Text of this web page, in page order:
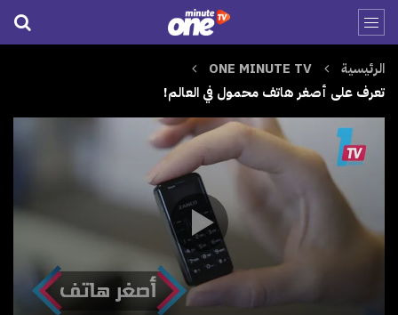
الرئيسية
ONE MINUTE TV
تعرف على أصغر هاتف محمول في العالم!